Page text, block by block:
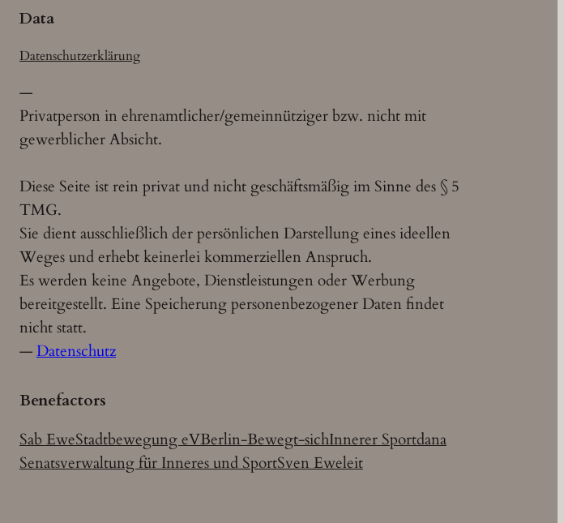
Data
Datenschutzerklärung
—
Privatperson in ehrenamtlicher/gemeinnütziger bzw. nicht mit
gewerblicher Absicht.
Diese Seite ist rein privat und nicht geschäftsmäßig im Sinne des § 5
TMG.
Sie dient ausschließlich der persönlichen Darstellung eines ideellen
Weges und erhebt keinerlei kommerziellen Anspruch.
Es werden keine Angebote, Dienstleistungen oder Werbung
bereitgestellt. Eine Speicherung personenbezogener Daten findet
nicht statt.
—Datenschutz
Benefactors
Sab EweStadtbewegung eVBerlin-Bewegt-sichInnerer Sportdana
Senatsverwaltung für Inneres und SportSven Eweleit